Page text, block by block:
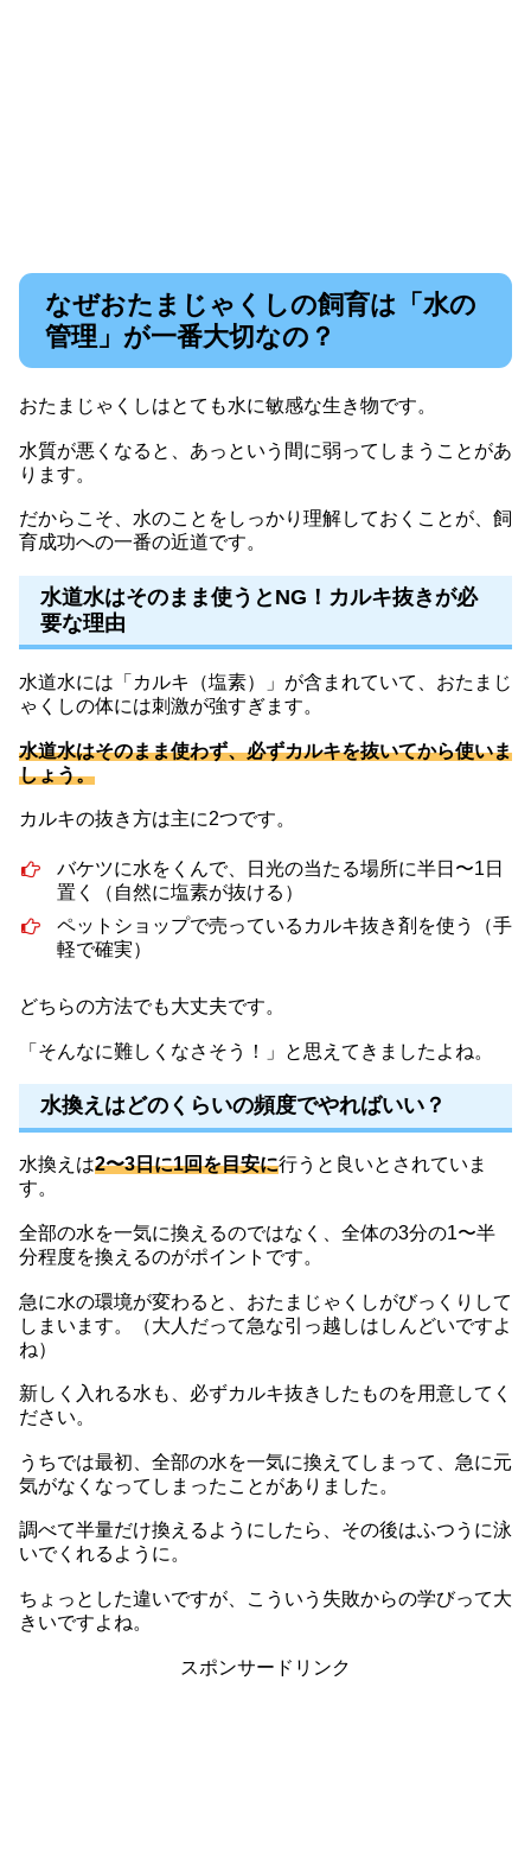
なぜおたまじゃくしの飼育は「水の
管理」が一番大切なの？
おたまじゃくしはとても水に敏感な生き物です。
水質が悪くなると、あっという間に弱ってしまうことがあ
ります。
だからこそ、水のことをしっかり理解しておくことが、飼
育成功への一番の近道です。
水道水はそのまま使うとNG！カルキ抜きが必
要な理由
水道水には「カルキ（塩素）」が含まれていて、おたまじ
ゃくしの体には刺激が強すぎます。
水道水はそのまま使わず、必ずカルキを抜いてから使いま
しょう。
カルキの抜き方は主に2つです。
バケツに水をくんで、日光の当たる場所に半日〜1日
置く（自然に塩素が抜ける）
ペットショップで売っているカルキ抜き剤を使う（手
軽で確実）
どちらの方法でも大丈夫です。
「そんなに難しくなさそう！」と思えてきましたよね。
水換えはどのくらいの頻度でやればいい？
水換えは2〜3日に1回を目安に行うと良いとされていま
す。
全部の水を一気に換えるのではなく、全体の3分の1〜半
分程度を換えるのがポイントです。
急に水の環境が変わると、おたまじゃくしがびっくりして
しまいます。（大人だって急な引っ越しはしんどいですよ
ね）
新しく入れる水も、必ずカルキ抜きしたものを用意してく
ださい。
うちでは最初、全部の水を一気に換えてしまって、急に元
気がなくなってしまったことがありました。
調べて半量だけ換えるようにしたら、その後はふつうに泳
いでくれるように。
ちょっとした違いですが、こういう失敗からの学びって大
きいですよね。
スポンサードリンク